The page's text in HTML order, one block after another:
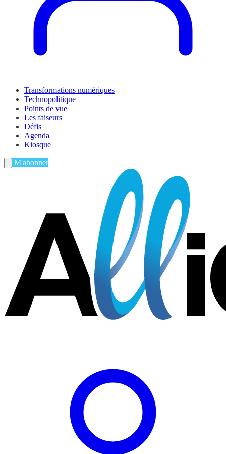
Transformations numériques
Technopolitique
Points de vue
Les faiseurs
Défis
Agenda
Kiosque
M'abonner